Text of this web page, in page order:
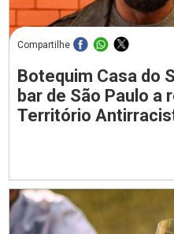
Compartilhe
Botequim Casa do
bar de São Paulo a
Território